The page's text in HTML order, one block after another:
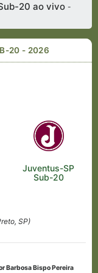
20 ao vivo-
20 - 2026
Juventus-SP
Sub-20
SP)
Barbosa Bispo Pereira